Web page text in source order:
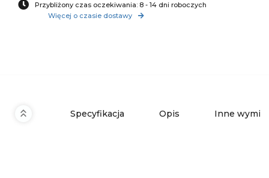
Przybliżony czas oczekiwania: 8 - 14 dni roboczych
Więcej o czasie dostawy
Specyfikacja Opis Inne